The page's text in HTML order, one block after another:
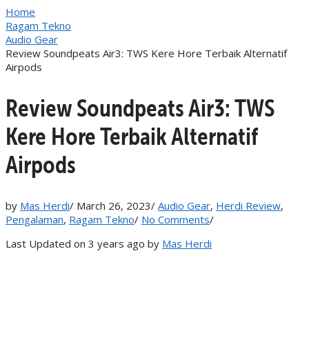
Home
Ragam Tekno
Audio Gear
Review Soundpeats Air3: TWS Kere Hore Terbaik Alternatif
Airpods
Review Soundpeats Air3: TWS
Kere Hore Terbaik Alternatif
Airpods
by Mas Herdi/ March 26, 2023/ Audio Gear, Herdi Review,
Pengalaman, Ragam Tekno/ No Comments/
Last Updated on 3 years ago by Mas Herdi